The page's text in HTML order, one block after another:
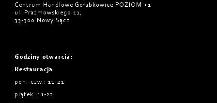
Centrum Handlowe Gołąbkowice POZIOM +1
ul. Prażmowskiego 11,
33-300 Nowy Sącz
Godziny otwarcia :
Restauracja :
pon.-czw.: 11-21
piątek: 11-22